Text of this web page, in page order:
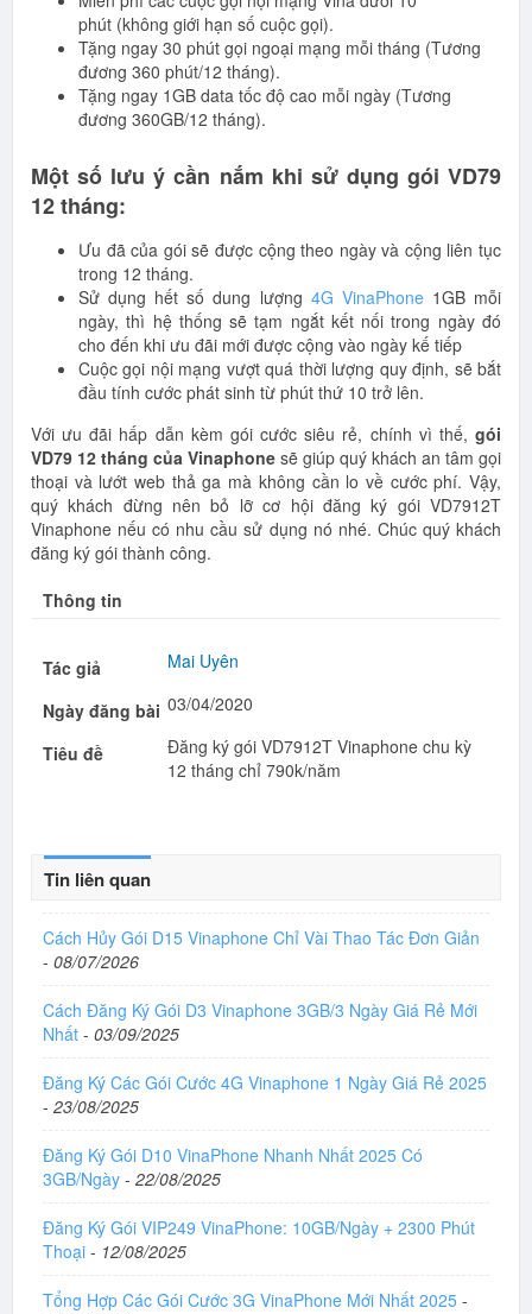
phút (không giới hạn số cuộc gọi).
Tặng ngay 30 phút gọi ngoại mạng mỗi tháng (Tương
đương 360 phút/12 tháng).
Tặng ngay 1GB data tốc độ cao mỗi ngày (Tương
đương 360GB/12 tháng).
Một số lưu ý cần nắm khi sử dụng gói VD79
12 tháng:
Ưu đã của gói sẽ được cộng theo ngày và cộng liên tục
trong 12 tháng.
Sử dụng hết số dung lượng 4G VinaPhone1GB mỗi
ngày, thì hệ thống sẽ tạm ngắt kết nối trong ngày đó
cho đến khi ưu đãi mới được cộng vào ngày kế tiếp
Cuộc gọi nội mạng vượt quá thời lượng quy định, sẽ bắt
đầu tính cước phát sinh từ phút thứ 10 trở lên.
Với ưu đãi hấp dẫn kèm gói cước siêu rẻ, chính vì thế, gói
VD79 12 tháng của Vinaphone sẽ giúp quý khách an tâm gọi
thoại và lướt web thả ga mà không cần lo về cước phí. Vậy,
quý khách đừng nên bỏ lỡ cơ hội đăng ký gói VD7912T
Vinaphone nếu có nhu cầu sử dụng nó nhé. Chúc quý khách
đăng ký gói thành công.
Thông tin
Tác giả Mai Uyên
Ngày đăng bài 03/04/2020
Tiêu đề
Đăng ký gói VD7912T Vinaphone chu kỳ
12 tháng chỉ 790k/năm
Tin liên quan
Cách Hủy Gói D15 Vinaphone Chỉ Vài Thao Tác Đơn Giản
- 08/07/2026
Cách Đăng Ký Gói D3 Vinaphone 3GB/3 Ngày Giá Rẻ Mới
Nhất - 03/09/2025
Đăng Ký Các Gói Cước 4G Vinaphone 1 Ngày Giá Rẻ 2025
- 23/08/2025
Đăng Ký Gói D10 VinaPhone Nhanh Nhất 2025 Có
3GB/Ngày - 22/08/2025
Đăng Ký Gói VIP249 VinaPhone: 10GB/Ngày + 2300 Phút
Thoại - 12/08/2025
Tổng Hợp Các Gói Cước 3G VinaPhone Mới Nhất 2025 -